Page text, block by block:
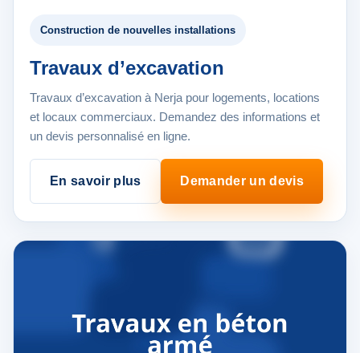
Construction de nouvelles installations
Travaux d’excavation
Travaux d’excavation à Nerja pour logements, locations
et locaux commerciaux. Demandez des informations et
un devis personnalisé en ligne.
En savoir plus Demander un devis